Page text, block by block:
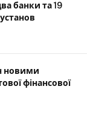
банки та 19
новими
фінансової